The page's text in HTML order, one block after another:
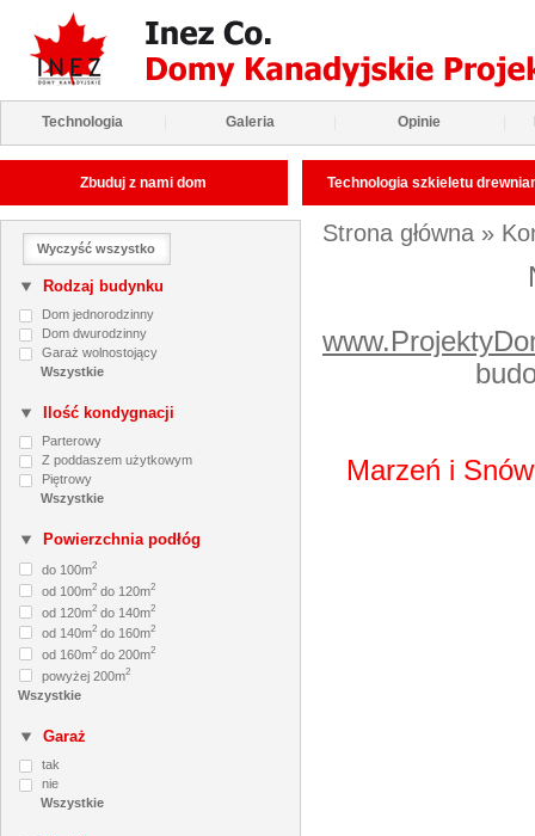
Technologia Galeria Opinie
Zbuduj z nami dom Technologia szkieletu
Wyczyść wszystko
Rodzaj budynku
Dom jednorodzinny
Dom dwurodzinny
Garaż wolnostojący
Ilość kondygnacji
Parterowy
Z poddaszem użytkowym
Piętrowy
Powierzchnia podłóg
do 100m2
od 100m2 do 120m2
od 120m2 do 140m2
od 140m2 do 160m2
od 160m2 do 200m2
powyżej 200m2
Garaż
tak
nie
Strona główna »
Marzeń i